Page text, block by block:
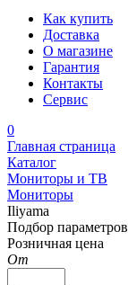
Как купить
Доставка
О магазине
Гарантия
Контакты
Сервис
0
Главная страница
Каталог
Мониторы и ТВ
Мониторы
Iliyama
Подбор параметров
Розничная цена
От